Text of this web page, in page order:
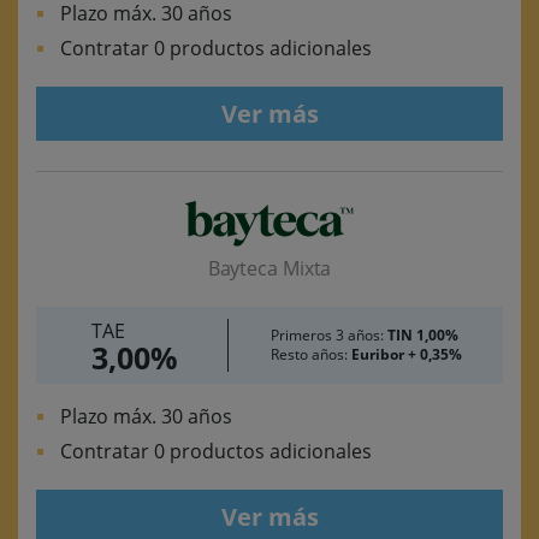
Plazo máx. 30 años
Contratar 0 productos adicionales
Ver más
Bayteca Mixta
TAE
3,00%
Primeros 3 años: TIN 1,00%
Resto años: Euribor + 0,35%
Plazo máx. 30 años
Contratar 0 productos adicionales
Ver más